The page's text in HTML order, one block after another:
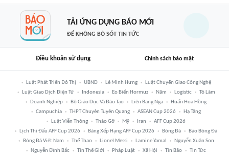
TẢI ỨNG DỤNG BÁO MỚI
ĐỂ KHÔNG BỎ SÓT TIN TỨC
Điều khoản sử dụng Chính sách bảo mật
Luật Phát Triển Đô Thị UBND Lê Minh Hưng
Luật Chuyển Giao Công Nghệ
Luật Giao Dịch Điện Tử
Indonesia Eo Biển Hormuz Năm Logistic
Tô Lâm
Doanh Nghiệp
Bộ Giáo Dục Và Đào Tạo Liên Bang Nga
Huấn Hoa Hồng
Campuchia
THPT Chuyên Tuyên Quang ASEAN Cup 2026
Hạ Tầng
Luật Viễn Thông
Tháo Gỡ Mỹ Iran
AFF Cup 2026
Lịch Thi Đấu AFF Cup 2026
Bảng Xếp Hạng AFF Cup 2026 Bóng Đá
Báo Bóng Đá
Bóng Đá Việt Nam
Thể Thao Lionel Messi Lamine Yamal
Nguyễn Xuân Son
Nguyễn Đình Bắc
Tin Thế Giới Pháp Luật Xã Hội Tin Bão Tin Tức